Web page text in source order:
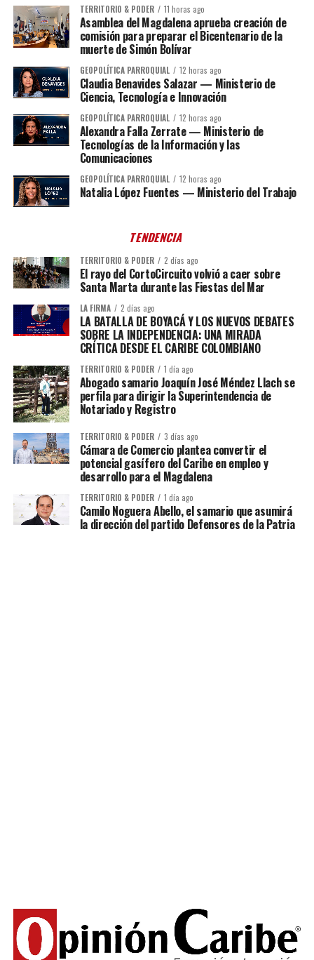
TERRITORIO & PODER 11 horas ago
Asamblea del Magdalena aprueba creación de
comisión para preparar el Bicentenario de la
muerte de Simón Bolívar
GEOPOLÍTICA PARROQUIAL 12 horas ago
Claudia Benavides Salazar — Ministerio de
Ciencia, Tecnología e Innovación
GEOPOLÍTICA PARROQUIAL 12 horas ago
Alexandra Falla Zerrate — Ministerio de
Tecnologías de la Información y las
Comunicaciones
GEOPOLÍTICA PARROQUIAL 12 horas ago
Natalia López Fuentes — Ministerio del Trabajo
TENDENCIA
TERRITORIO & PODER 2 días ago
El rayo del CortoCircuito volvió a caer sobre
Santa Marta durante las Fiestas del Mar
LA FIRMA 2 días ago
LA BATALLA DE BOYACÁ Y LOS NUEVOS DEBATES
SOBRE LA INDEPENDENCIA: UNA MIRADA
CRÍTICA DESDE EL CARIBE COLOMBIANO
TERRITORIO & PODER 1 día ago
Abogado samario Joaquín José Méndez Llach se
perfila para dirigir la Superintendencia de
Notariado y Registro
TERRITORIO & PODER 3 días ago
Cámara de Comercio plantea convertir el
potencial gasífero del Caribe en empleo y
desarrollo para el Magdalena
TERRITORIO & PODER 1 día ago
Camilo Noguera Abello, el samario que asumirá
la dirección del partido Defensores de la Patria